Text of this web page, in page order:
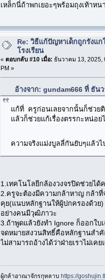
เหล็กนี่ถ้าพกเยอะๆพร้อมถุงเท้าห
Re: วิธีแก้ปัญหาเด็กถูกรังแก
โรงเรียน
« ตอบกลับ #10 เมื่อ: ธันวาคม 13, 2025,
PM »
อ้างจาก: gundam666 ที่ ธัน
แก้ที่ ครูก่อนเลยจากนั้นก็ช่วยติ
แล้วก็ช่วยแก้เรื่องตรรกะหน่อย
ความจริงแม่งบูลลี่กันยับๆแล้ว
1.เทคโนโลยีกล้องวงจรปิดช่วยได้
2.ครูจะต้องมีความกล้าหาญ กล้าที่
คุย(แนบหลักฐานให้ผู้ปกครองด้วย)
อย่างคนมีวุฒิภาวะ
3.ถ้าพูดแล้วยังทำ Ignore ก็ออกใ
จดหมายสงวนสิทธิ์คือหลักฐานสำ
ไม่สามารถอ้างได้ว่าฝ่ายเราไม่เคย
ผู้กล้าอาณาจักรกุหลาบhttps://